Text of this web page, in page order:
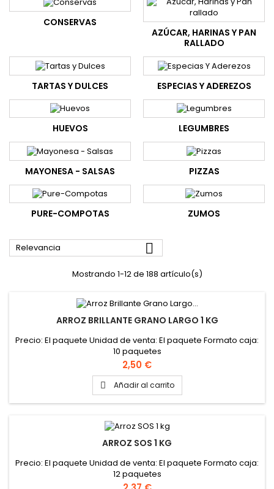
CONSERVAS
AZÚCAR, HARINAS Y PAN
RALLADO
TARTAS Y DULCES ESPECIAS Y ADEREZOS
HUEVOS LEGUMBRES
MAYONESA - SALSAS PIZZAS
PURE-COMPOTAS ZUMOS
Relevancia 
Mostrando 1-12 de 188 artículo(s)
ARROZ BRILLANTE GRANO LARGO 1 KG
Precio: El paquete Unidad de venta: El paquete Formato caja:
10 paquetes
Precio
2,50 €
 Añadir al carrito
ARROZ SOS 1 KG
Precio: El paquete Unidad de venta: El paquete Formato caja:
12 paquetes